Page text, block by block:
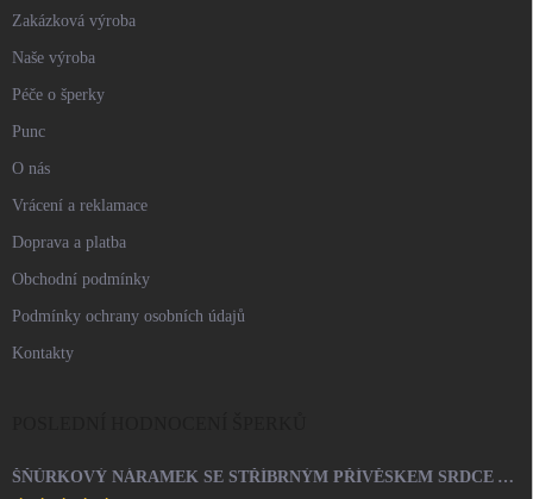
Zakázková výroba
Naše výroba
Péče o šperky
Punc
O nás
Vrácení a reklamace
Doprava a platba
Obchodní podmínky
Podmínky ochrany osobních údajů
Kontakty
ŠŇŮRKOVÝ NÁRAMEK SE STŘÍBRNÝM PŘÍVĚSKEM SRDCE A KRYSTALY SWAROVSKI CRYSTAL (STŘÍBRO 925/1000)